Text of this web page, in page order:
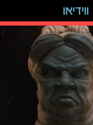
ווידיאו